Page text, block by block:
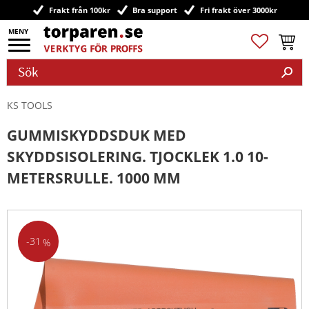
Meny
Frakt från 100kr Bra support Fri frakt över 3000kr
Favoriter
KS TOOLS
GUMMISKYDDSDUK MED
SKYDDSISOLERING. TJOCKLEK 1.0 10-
METERSRULLE. 1000 MM
31 %